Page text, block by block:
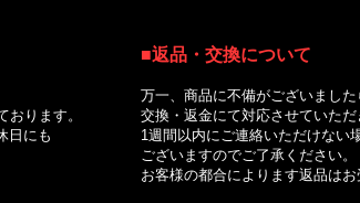
ります。
日にも
■返品・交換について
万一、商品に不備がございまし
交換・返金にて対応させていただ
1週間以内にご連絡いただけない
ございますのでご了承ください。
お客様の都合によります返品はお